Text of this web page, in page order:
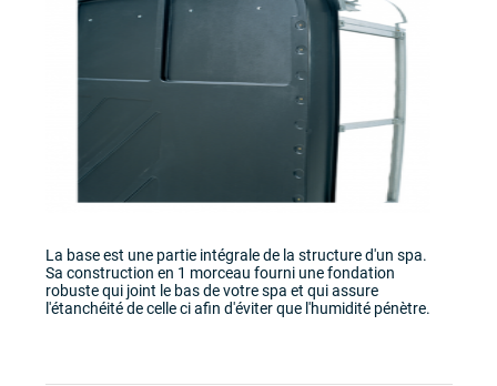
La base est une partie intégrale de la structure d'un spa.
Sa construction en 1 morceau fourni une fondation
robuste qui joint le bas de votre spa et qui assure
l'étanchéité de celle ci afin d'éviter que l'humidité pénètre.